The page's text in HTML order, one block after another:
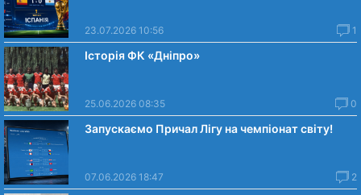
23.07.2026 10:56 1
Історія ФК «Дніпро»
25.06.2026 08:35 0
Запускаємо Причал Лігу на чемпіонат світу!
07.06.2026 18:47 2